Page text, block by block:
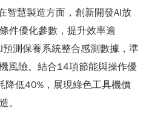
智慧製造方面，創新開發AI放
件優化參數，提升效率逾
測保養系統整合感測數據，準
風險。結合14項節能與操作優
降低40%，展現綠色工具機價
。